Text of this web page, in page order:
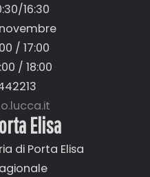
16:30
/ 17:00
/ 18:00
Elisa
di Porta Elisa